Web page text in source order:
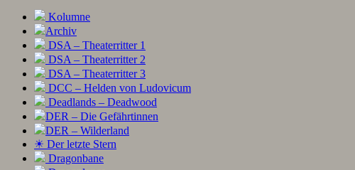
Kolumne
Archiv
DSA – Theaterritter 1
DSA – Theaterritter 2
DSA – Theaterritter 3
DCC – Helden von Ludovicum
Deadlands – Deadwood
DER – Die Gefährtinnen
DER – Wilderland
☀ Der letzte Stern
Dragonbane